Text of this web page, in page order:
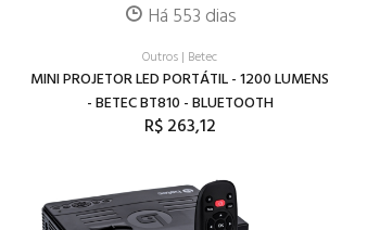
Há 553 dias
Outros | Betec
MINI PROJETOR LED PORTÁTIL - 1200 LUMENS
- BETEC BT810 - BLUETOOTH
R$ 263,12